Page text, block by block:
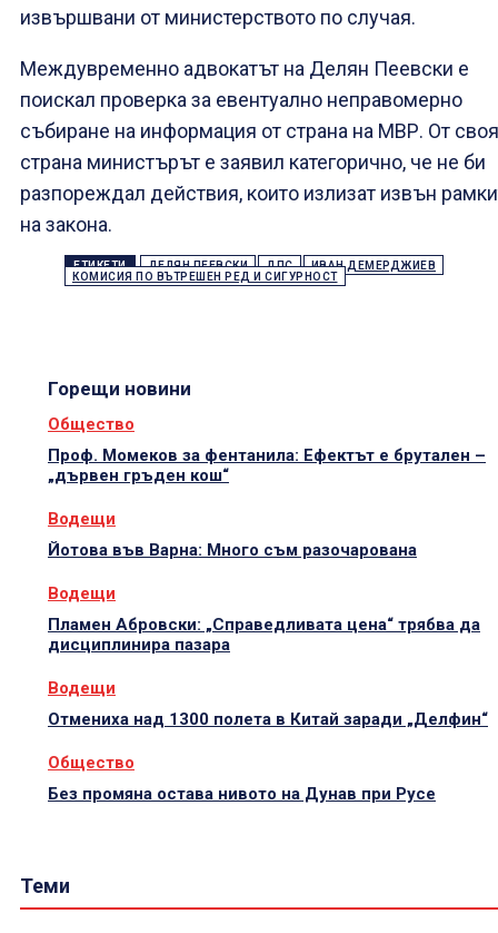
извършвани от министерството по случая.
Междувременно адвокатът на Делян Пеевски е
поискал проверка за евентуално неправомерно
събиране на информация от страна на МВР. От своя
страна министърът е заявил категорично, че не би
разпореждал действия, които излизат извън
на закона.
ЕТИКЕТИ ДЕЛЯН ПЕЕВСКИ ДПС
ИВАН ДЕМЕРДЖИЕВ
КОМИСИЯ ПО ВЪТРЕШЕН РЕД И СИГУРНОСТ
Горещи новини
Общество
Проф. Момеков за фентанила: Ефектът е брутален –
„дървен гръден кош“
Водещи
Йотова във Варна: Много съм разочарована
Водещи
Пламен Абровски: „Справедливата цена“ трябва да
дисциплинира пазара
Водещи
Отмениха над 1300 полета в Китай заради „Делфин“
Общество
Без промяна остава нивото на Дунав при Русе
Теми